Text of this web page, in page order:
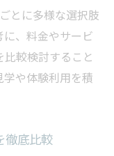
とに多様な選択肢
、料金やサービ
較検討すること
や体験利用を積
徹底比較